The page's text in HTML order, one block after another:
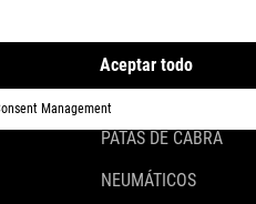
GUARDABARROS
PORTABULTOS
PATAS DE CABRA
NEUMÁTICOS